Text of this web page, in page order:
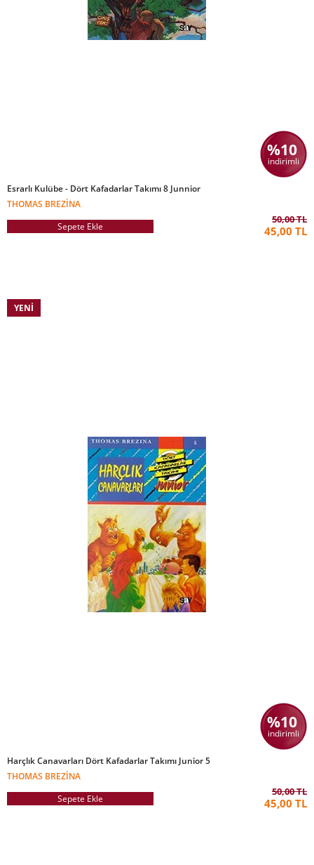
%10
indirimli
Esrarlı Kulübe - Dört Kafadarlar Takımı 8 Junnior
THOMAS BREZINA
Sepete Ekle
50,00 TL
45,00 TL
%10
indirimli
YENI
Harçlık Canavarları Dört Kafadarlar Takımı Junior 5
THOMAS BREZINA
Sepete Ekle
50,00 TL
45,00 TL